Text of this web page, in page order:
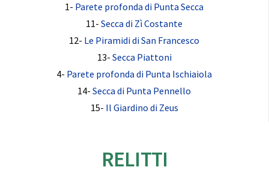
1- Parete profonda di Punta Secca
11- Secca di Zì Costante
12- Le Piramidi di San Francesco
13- Secca Piattoni
4- Parete profonda di Punta Ischiaiola
14- Secca di Punta Pennello
15- Il Giardino di Zeus
RELITTI